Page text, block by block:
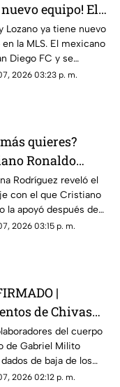
equipo! El
llega a uno
grandes de la
Lozano ya tiene nuevo
la MLS. El mexicano
Diego FC y se
oficialmente al LA
2026 03:23 p. m.
quieres?
Ronaldo
contundente
tras críticas a
Rodríguez
Rodríguez reveló el
con el que Cristiano
la apoyó después de
por su cuerpo
2026 03:15 p. m.
|
de Chivas
sus registros
MX
del cuerpo
de Gabriel Milito
de baja de los
de la Liga MX y ya no
2026 02:12 p. m.